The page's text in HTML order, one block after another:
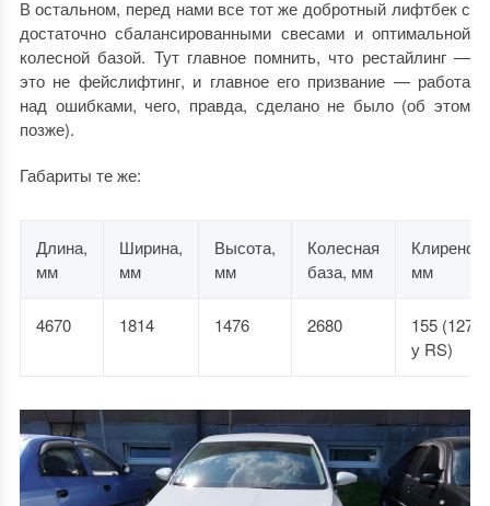
В остальном, перед нами все тот же добротный лифтбек с
достаточно сбалансированными свесами и оптимальной
колесной базой. Тут главное помнить, что рестайлинг —
это не фейслифтинг, и главное его призвание — работа
над ошибками, чего, правда, сделано не было (об этом
позже).
Габариты те же:
Длина,
мм
Ширина,
мм
Высота,
мм
Колесная
база, мм
Клиренс,
мм
4670 1814 1476 2680
155 (127
у RS)